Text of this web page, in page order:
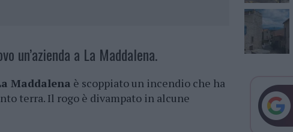
un’azienda a La Maddalena.
Maddalena è scoppiato un incendio che ha
terra. Il rogo è divampato in alcune